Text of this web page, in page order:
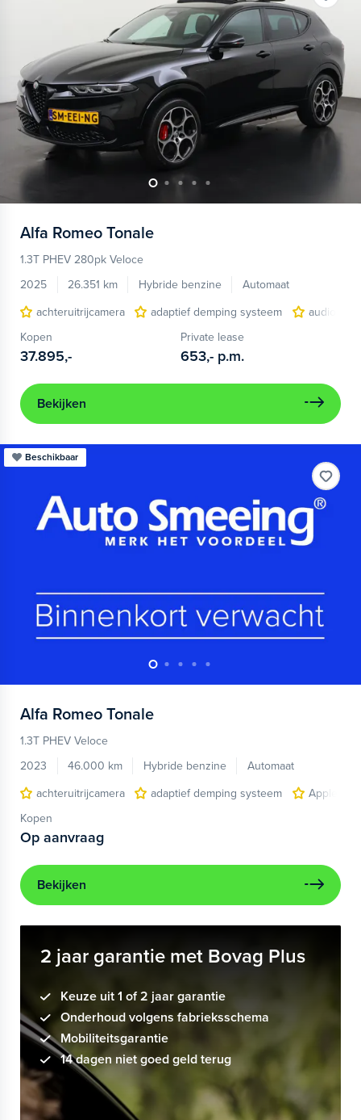
Alfa Romeo Tonale
1.3T PHEV 280pk Veloce
2025
26.351 km Hybride benzine
Automaat
achteruitrijcamera
adaptief demping systeem
audio
Kopen
37.895,-
Private lease
653,- p.m.
Bekijken
Beschikbaar
Alfa Romeo Tonale
1.3T PHEV Veloce
2023
46.000 km Hybride benzine
Automaat
achteruitrijcamera
adaptief demping systeem
Apple
Kopen
Op aanvraag
Bekijken
2 jaar garantie met Bovag Plus
Keuze uit 1 of 2 jaar garantie
Onderhoud volgens fabrieksschema
Mobiliteitsgarantie
14 dagen niet goed geld terug